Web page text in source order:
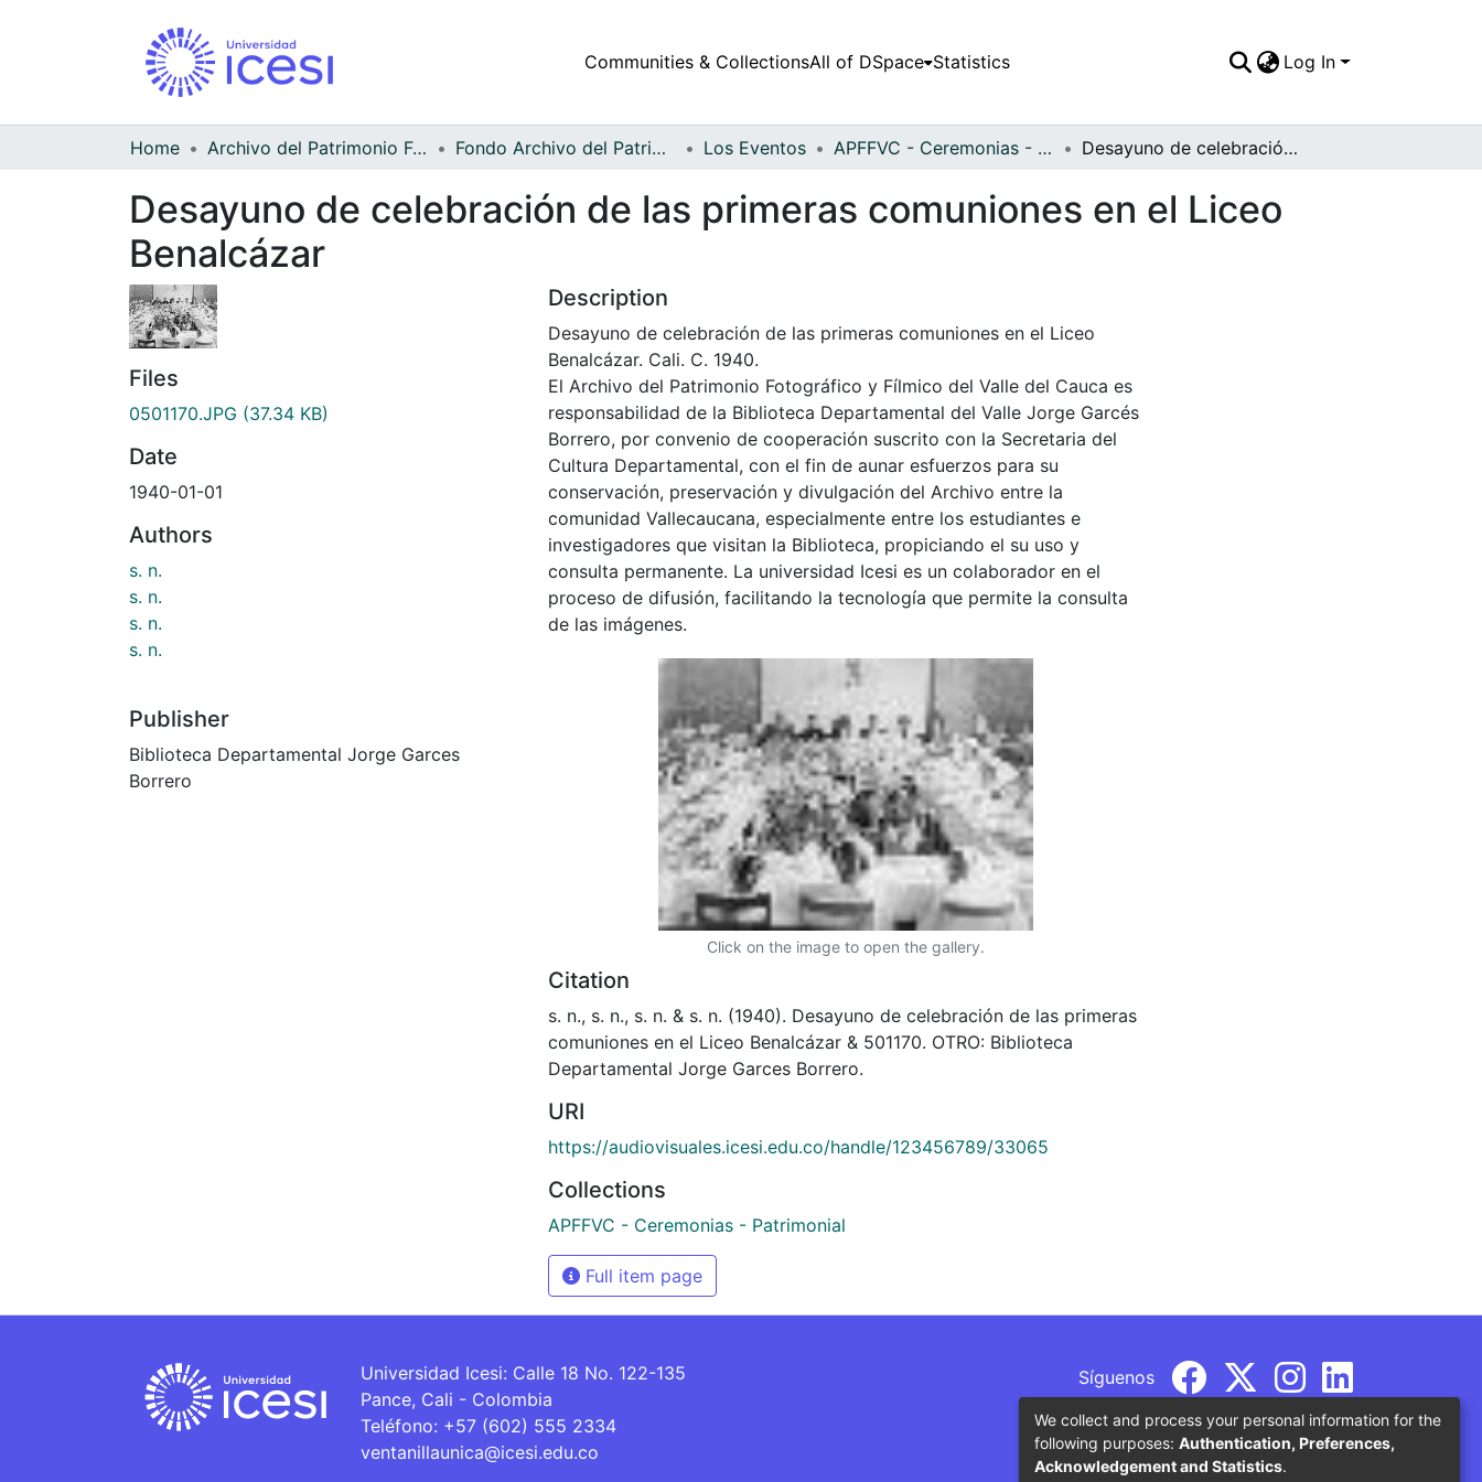
Communities & CollectionsAll of DSpace Statistics Log In
Home Archivo del Patrimonio Fotográfico y Fílmico del Valle del Cauca Fondo Archivo del Patrimonio Fotográfico y Fílmico del Valle del Cauca Los Eventos APFFVC - Ceremonias - Patrimonial Desayuno de celebración de las primeras comuniones en el Liceo Benalcázar
Desayuno de celebración de las primeras comuniones en el Liceo
Benalcázar
Files
0501170.JPG (37.34 KB)
Date
1940-01-01
Authors
s. n.
s. n.
s. n.
s. n.
Publisher
Biblioteca Departamental Jorge Garces
Borrero
Description
Desayuno de celebración de las primeras comuniones en el Liceo
Benalcázar. Cali. C. 1940.
El Archivo del Patrimonio Fotográfico y Fílmico del Valle del Cauca es
responsabilidad de la Biblioteca Departamental del Valle Jorge Garcés
Borrero, por convenio de cooperación suscrito con la Secretaria del
Cultura Departamental, con el fin de aunar esfuerzos para su
conservación, preservación y divulgación del Archivo entre la
comunidad Vallecaucana, especialmente entre los estudiantes e
investigadores que visitan la Biblioteca, propiciando el su uso y
consulta permanente. La universidad Icesi es un colaborador en el
proceso de difusión, facilitando la tecnología que permite la consulta
de las imágenes.
Click on the image to open the gallery.
Citation
s. n., s. n., s. n. & s. n. (1940). Desayuno de celebración de las primeras
comuniones en el Liceo Benalcázar & 501170. OTRO: Biblioteca
Departamental Jorge Garces Borrero.
URI
https://audiovisuales.icesi.edu.co/handle/123456789/33065
Collections
APFFVC - Ceremonias - Patrimonial
Full item page
Universidad Icesi: Calle 18 No. 122-135
Pance, Cali - Colombia
Teléfono: +57 (602) 555 2334
ventanillaunica@icesi.edu.co
Síguenos
We collect and process your personal information for the
following purposes: Authentication, Preferences,
Acknowledgement and Statistics.